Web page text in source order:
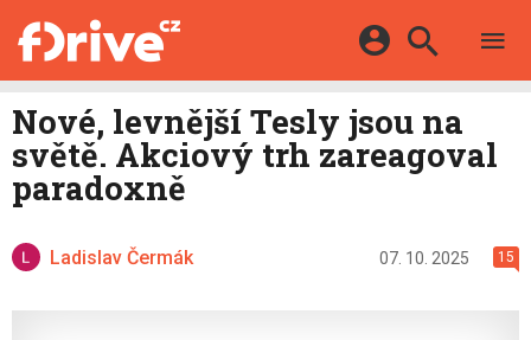
KATALOG
MAPA STANIC
DALŠÍ
HYBRIDY
E-MOTORSPORT
OSTATNÍ
Facebook Google
Nové, levnější Tesly jsou na
světě. Akciový trh zareagoval
paradoxně
Ladislav Čermák 07. 10. 2025 15